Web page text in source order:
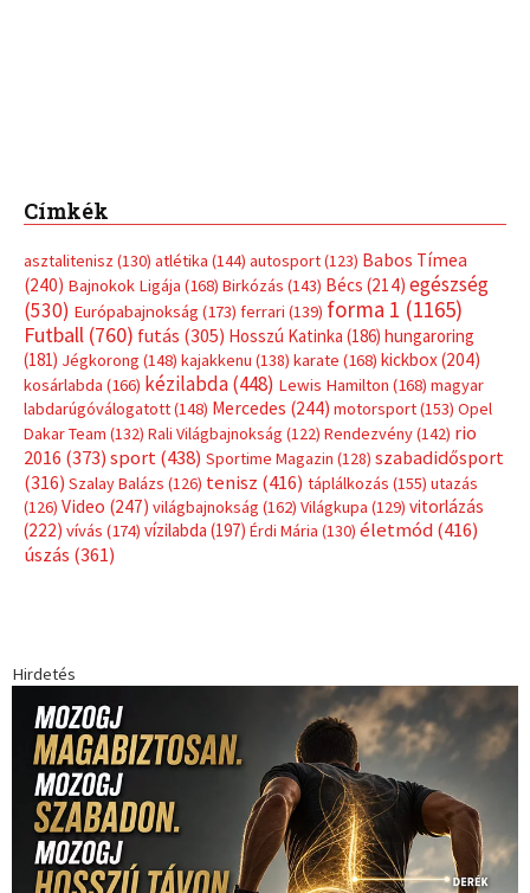
Címkék
(181)Jégkorong(148)kajakkenu(138)karate(168)kickbox(204)
kosárlabda(166) Lewis Hamilton(168)
magyar
labdarúgóválogatott(148)Mercedes (244) motorsport(153)
Opel
Dakar Team(132)Rali Világbajnokság (122) Rendezvény(142)
rio
2016(373)sport Sportime Magazin(128)szabadidősport
(316) Szalay Balázs(126) tenisz(416) táplálkozás(155)utazás
(126)Video(247)világbajnokság (162) Világkupa(129)
vitorlázás
(222) vívás(174) (197) Érdi Mária(130)életmód(416)
úszás(361)